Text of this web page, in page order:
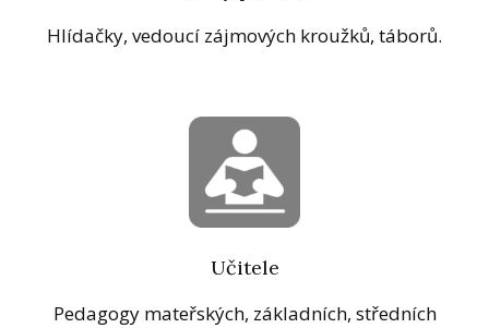
Hlídačky, vedoucí zájmových kroužků, táborů.
Učitele
Pedagogy mateřských, základních, středních